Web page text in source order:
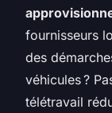
fournisseurs
des
véhicules ?
télétravail